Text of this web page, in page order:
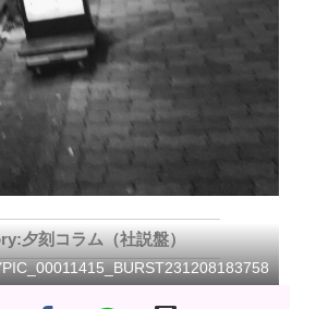
夕刻コラム（社説盤）